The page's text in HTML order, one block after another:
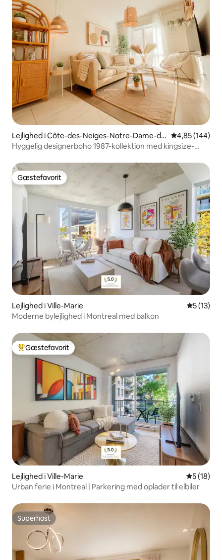
Lejlighed i Côte-des-Neiges-Notre-Dame-de
-Gráce
4,85 ud af 5 i
4,85 (144)
Hyggelig designerboho 1987-kollektion med kingsize-
Gæstefavorit
Gæstefavorit
Lejlighed i Ville-Marie 5 ud af 5
5 (13)
Moderne bylejlighed i Montreal med balkon
Bedste gæstefavorit
Gæstefavorit
Lejlighed i Ville-Marie 5 ud af 5 i
5 (18)
Urban ferie i Montreal | Parkering med oplader til elbiler
Superhost
Superhost